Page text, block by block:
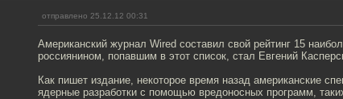
отправлено 25.12.12 00:31
Американский журнал Wired составил свой рейтинг 15
россиянином, попавшим в этот список, стал Евгений
Как пишет издание, некоторое время назад американские
ядерные разработки с помощью вредоносных программ,